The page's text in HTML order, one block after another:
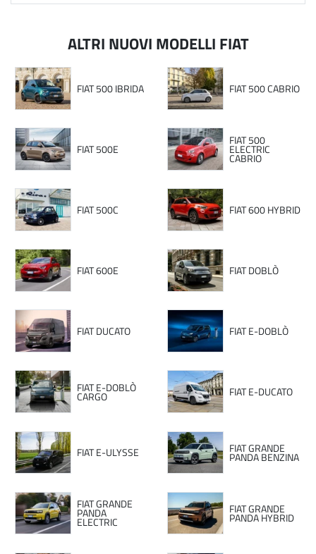
ALTRI NUOVI MODELLI FIAT
FIAT 500 IBRIDA FIAT 500 CABRIO
FIAT 500E
FIAT 500
ELECTRIC
CABRIO
FIAT 500C FIAT 600 HYBRID
FIAT 600E FIAT DOBLÒ
FIAT DUCATO FIAT E-DOBLÒ
FIAT E-DOBLÒ
CARGO FIAT E-DUCATO
FIAT E-ULYSSE FIAT GRANDE
PANDA BENZINA
FIAT GRANDE
PANDA
ELECTRIC
FIAT GRANDE
PANDA HYBRID